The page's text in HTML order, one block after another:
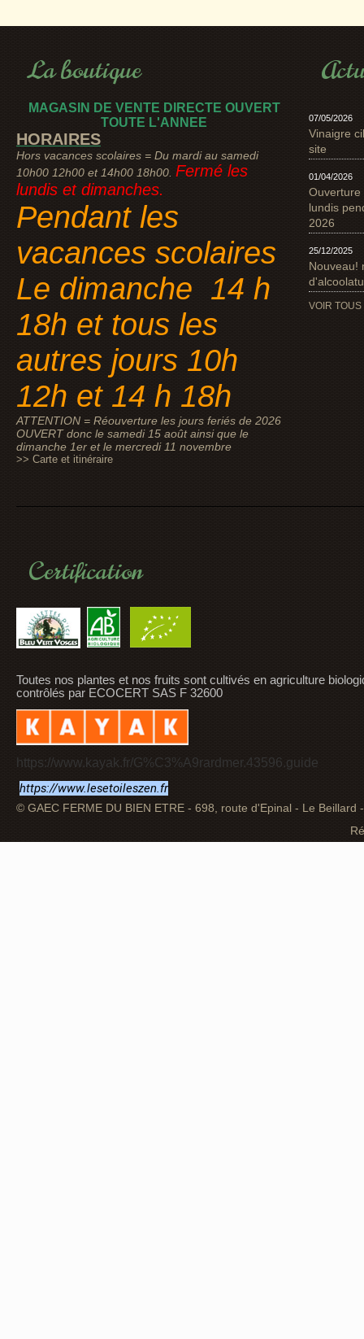
La boutique
MAGASIN DE VENTE DIRECTE OUVERT
TOUTE L'ANNEE
HORAIRES
Hors vacances scolaires = Du mardi au samedi
10h00 12h00 et 14h00 18h00. Fermé les
lundis et dimanches.
Pendant les
vacances scolaires
Le dimanche 14 h
18h et tous les
autres jours 10h
12h et 14 h 18h
ATTENTION = Réouverture les jours feriés de 2026
OUVERT donc le samedi 15 août ainsi que le
dimanche 1er et le mercredi 11 novembre
>> Carte et itinéraire
07/05/2026
Vinaigre
site
01/04/2026
Ouverture
lundis
2026
25/12/2025
Nouveau!
VOIR TOUS
Certification
Toutes nos plantes et nos fruits sont cultivés en agriculture
contrôlés par ECOCERT SAS F 32600
https://www.kayak.fr/G%C3%A9rardmer.43596.guide
https://www.lesetoileszen.fr
© GAEC FERME DU BIEN ETRE - 698, route d'Epinal - Le